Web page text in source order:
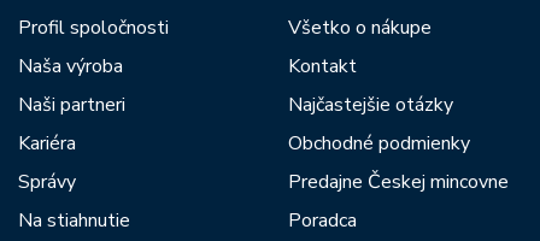
Profil spoločnosti
Naša výroba
Naši partneri
Kariéra
Správy
Na stiahnutie
Všetko o nákupe
Kontakt
Najčastejšie otázky
Obchodné podmienky
Predajne Českej mincovne
Poradca